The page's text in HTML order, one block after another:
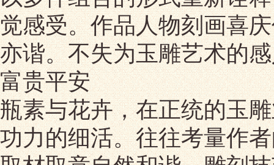
觉感受。作品人物刻画喜
亦谐。不失为玉雕艺术的
富贵平安
瓶素与花卉，在正统的玉
功力的细活。往往考量作